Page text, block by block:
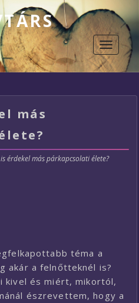
Toggle
más
is érdekel más párkapcsolati élete?
téma a
akár a felnőtteknél is?
kivel és miért, mikortól,
észrevettem, hogy a